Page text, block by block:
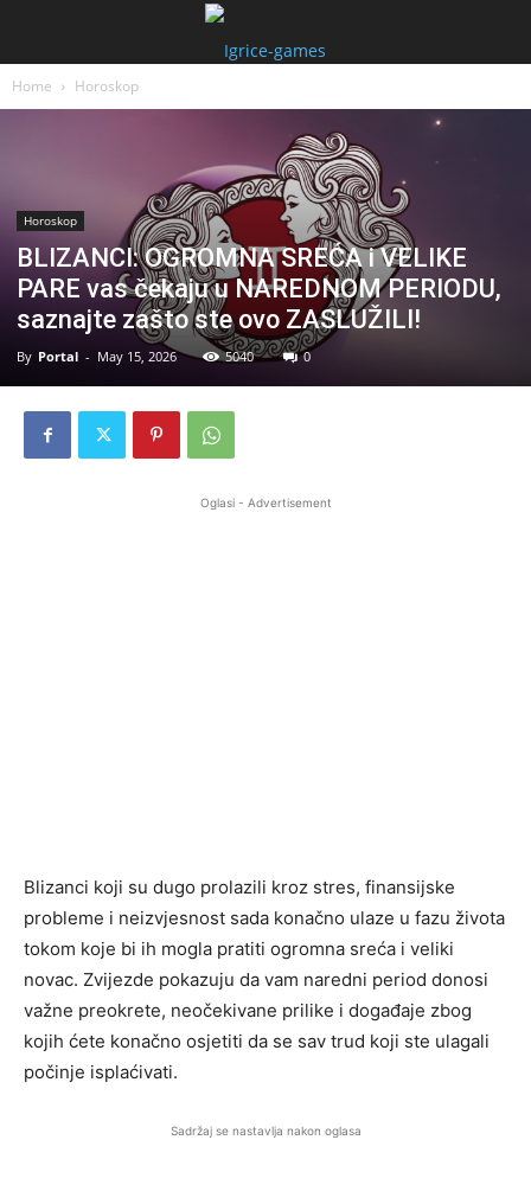
Home Horoskop
Horoskop
BLIZANCI: OGROMNA SREĆA i VELIKE
PARE vas čekaju u NAREDNOM PERIODU,
saznajte zašto ste ovo ZASLUŽILI!
By Portal - May 15, 2026 5040 0
Oglasi - Advertisement
Blizanci koji su dugo prolazili kroz stres, finansijske
probleme i neizvjesnost sada konačno ulaze u fazu života
tokom koje bi ih mogla pratiti ogromna sreća i veliki
novac. Zvijezde pokazuju da vam naredni period donosi
važne preokrete, neočekivane prilike i događaje zbog
kojih ćete konačno osjetiti da se sav trud koji ste ulagali
počinje isplaćivati.
Sadržaj se nastavlja nakon oglasa